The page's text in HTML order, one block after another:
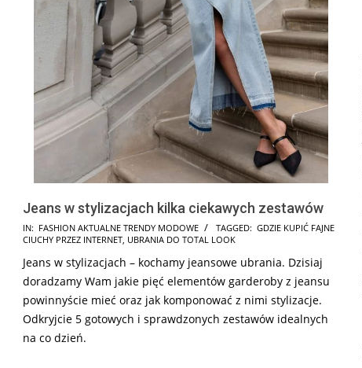
Jeans w stylizacjach kilka ciekawych zestawów
2026-
05-
13
IN: FASHION AKTUALNE TRENDY MODOWE TAGGED: GDZIE KUPIĆ FAJNE
CIUCHY PRZEZ INTERNET, UBRANIA DO TOTAL LOOK
Jeans w stylizacjach – kochamy jeansowe ubrania. Dzisiaj
doradzamy Wam jakie pięć elementów garderoby z jeansu
powinnyście mieć oraz jak komponować z nimi stylizacje.
Odkryjcie 5 gotowych i sprawdzonych zestawów idealnych
na co dzień.